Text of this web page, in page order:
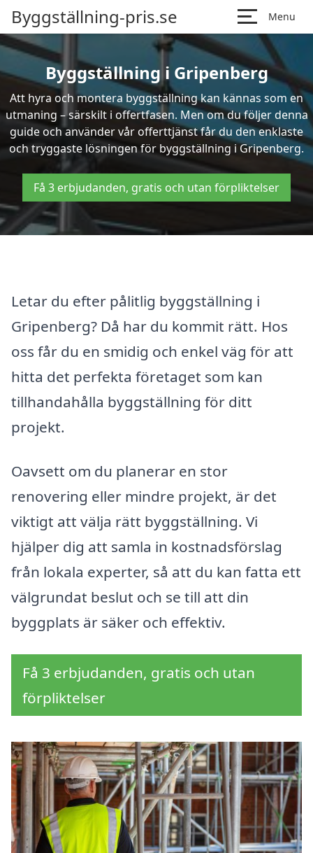
Byggställning-pris.se Menu
Byggställning i Gripenberg
Att hyra och montera byggställning kan kännas som en
utmaning – särskilt i offertfasen. Men om du följer denna
guide och använder vår offerttjänst får du den enklaste
och tryggaste lösningen för byggställning i Gripenberg.
Få 3 erbjudanden, gratis och utan förpliktelser
Letar du efter pålitlig byggställning i
Gripenberg? Då har du kommit rätt. Hos
oss får du en smidig och enkel väg för att
hitta det perfekta företaget som kan
tillhandahålla byggställning för ditt
projekt.
Oavsett om du planerar en stor
renovering eller mindre projekt, är det
viktigt att välja rätt byggställning. Vi
hjälper dig att samla in kostnadsförslag
från lokala experter, så att du kan fatta ett
välgrundat beslut och se till att din
byggplats är säker och effektiv.
Få 3 erbjudanden, gratis och utan
förpliktelser